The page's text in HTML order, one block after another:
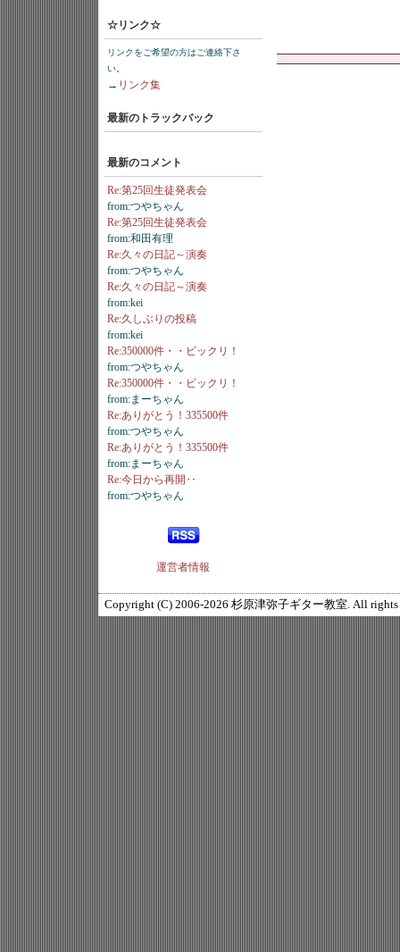
☆リンク☆
リンクをご希望の方はご連絡下さ
い。
→ リンク集
最新のトラックバック
最新のコメント
Re:第25回生徒発表会
from:つやちゃん
Re:第25回生徒発表会
from:和田有理
Re:久々の日記～演奏
from:つやちゃん
Re:久々の日記～演奏
from:kei
Re:久しぶりの投稿
from:kei
Re:350000件・・ビックリ！
from:つやちゃん
Re:350000件・・ビックリ！
from:まーちゃん
Re:ありがとう！335500件
from:つやちゃん
Re:ありがとう！335500件
from:まーちゃん
Re:今日から再開‥
from:つやちゃん
運営者情報
Copyright (C) 2006-2026 杉原津弥子ギター教室. All rights